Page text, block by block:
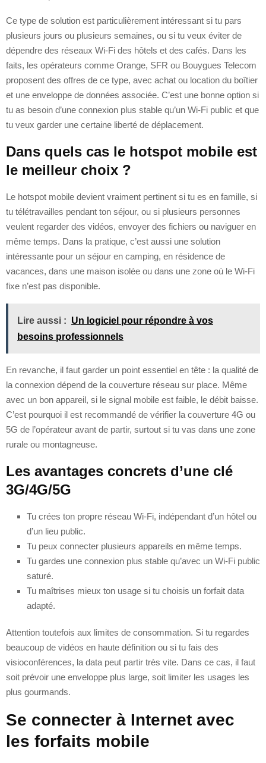
Ce type de solution est particulièrement intéressant si tu pars
plusieurs jours ou plusieurs semaines, ou si tu veux éviter de
dépendre des réseaux Wi‑Fi des hôtels et des cafés. Dans les
faits, les opérateurs comme Orange, SFR ou Bouygues Telecom
proposent des offres de ce type, avec achat ou location du boîtier
et une enveloppe de données associée. C’est une bonne option si
tu as besoin d’une connexion plus stable qu’un Wi‑Fi public et que
tu veux garder une certaine liberté de déplacement.
Dans quels cas le hotspot mobile est
le meilleur choix ?
Le hotspot mobile devient vraiment pertinent si tu es en famille, si
tu télétravailles pendant ton séjour, ou si plusieurs personnes
veulent regarder des vidéos, envoyer des fichiers ou naviguer en
même temps. Dans la pratique, c’est aussi une solution
intéressante pour un séjour en camping, en résidence de
vacances, dans une maison isolée ou dans une zone où le Wi‑Fi
fixe n’est pas disponible.
Lire aussi : Un logiciel pour répondre à vos
besoins professionnels
En revanche, il faut garder un point essentiel en tête : la qualité de
la connexion dépend de la couverture réseau sur place. Même
avec un bon appareil, si le signal mobile est faible, le débit baisse.
C’est pourquoi il est recommandé de vérifier la couverture 4G ou
5G de l’opérateur avant de partir, surtout si tu vas dans une zone
rurale ou montagneuse.
Les avantages concrets d’une clé
3G/4G/5G
Tu crées ton propre réseau Wi‑Fi, indépendant d’un hôtel ou
d’un lieu public.
Tu peux connecter plusieurs appareils en même temps.
Tu gardes une connexion plus stable qu’avec un Wi‑Fi public
saturé.
Tu maîtrises mieux ton usage si tu choisis un forfait data
adapté.
Attention toutefois aux limites de consommation. Si tu regardes
beaucoup de vidéos en haute définition ou si tu fais des
visioconférences, la data peut partir très vite. Dans ce cas, il faut
soit prévoir une enveloppe plus large, soit limiter les usages les
plus gourmands.
Se connecter à Internet avec
les forfaits mobile